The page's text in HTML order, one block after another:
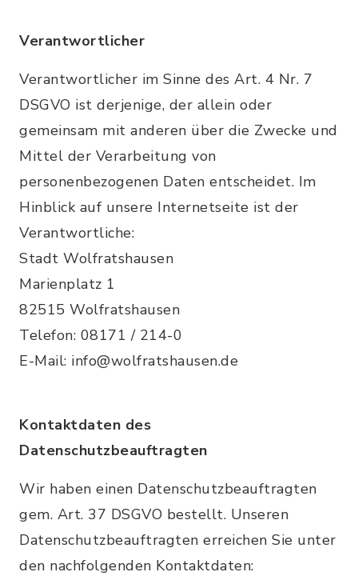
Verantwortlicher
Verantwortlicher im Sinne des Art. 4 Nr. 7
DSGVO ist derjenige, der allein oder
gemeinsam mit anderen über die Zwecke und
Mittel der Verarbeitung von
personenbezogenen Daten entscheidet. Im
Hinblick auf unsere Internetseite ist der
Verantwortliche:
Stadt Wolfratshausen
Marienplatz 1
82515 Wolfratshausen
Telefon: 08171 / 214-0
E-Mail: info@wolfratshausen.de
Kontaktdaten des
Datenschutzbeauftragten
Wir haben einen Datenschutzbeauftragten
gem. Art. 37 DSGVO bestellt. Unseren
Datenschutzbeauftragten erreichen Sie unter
den nachfolgenden Kontaktdaten: